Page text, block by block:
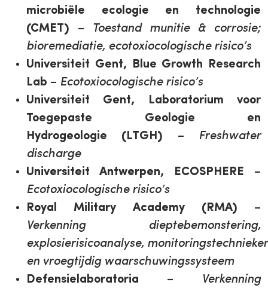
microbiële ecologie en technologie
(CMET) –
Toestand munitie & corrosie;
bioremediatie, ecotoxiocologische risico’s
Universiteit Gent, Blue Growth Research
Lab – Ecotoxiocologische risico’s
Universiteit Gent, Laboratorium voor
Toegepaste Geologie en
Hydrogeologie (LTGH) – Freshwater
discharge
Universiteit Antwerpen, ECOSPHERE –
Ecotoxiocologische risico’s
Royal Military Academy (RMA) –
Verkenning dieptebemonstering,
explosierisicoanalyse, m
en vroegtijdig waarschuwingssysteem
Defensielaboratoria –
Verkenning